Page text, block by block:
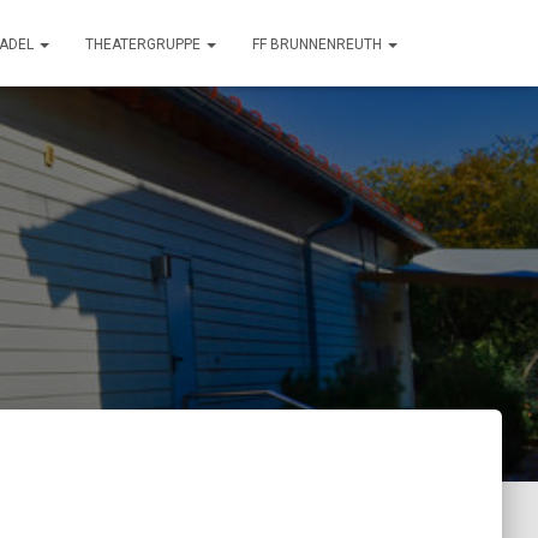
THEATERGRUPPE FF BRUNNENREUTH